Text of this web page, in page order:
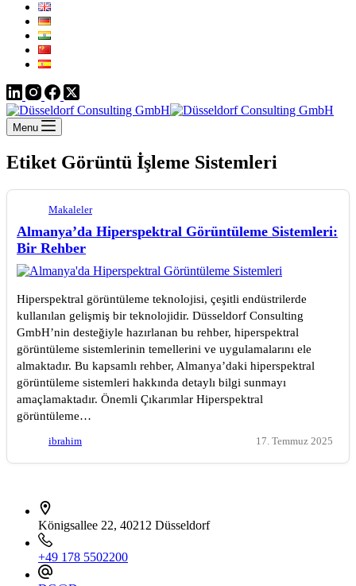
Menu
Etiket Görüntü İşleme Sistemleri
Makaleler
Almanya’da Hiperspektral Görüntüleme Sistemleri:
Bir Rehber
Hiperspektral görüntüleme teknolojisi, çeşitli endüstrilerde
kullanılan gelişmiş bir teknolojidir. Düsseldorf Consulting
GmbH’nin desteğiyle hazırlanan bu rehber, hiperspektral
görüntüleme sistemlerinin temellerini ve uygulamalarını ele
almaktadır. Bu kapsamlı rehber, Almanya’daki hiperspektral
görüntüleme sistemleri hakkında detaylı bilgi sunmayı
amaçlamaktadır. Önemli Çıkarımlar Hiperspektral
görüntüleme…
ibrahim 17. Temmuz 2025
Königsallee 22, 40212 Düsseldorf
+49 178 5502200